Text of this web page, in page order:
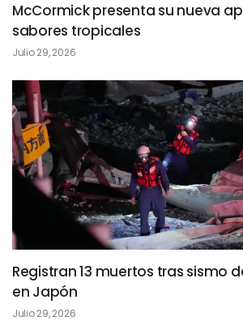
McCormick presenta su nueva
sabores tropicales
Julio 29, 2026
Registran 13 muertos tras sismo
en Japón
Julio 29, 2026